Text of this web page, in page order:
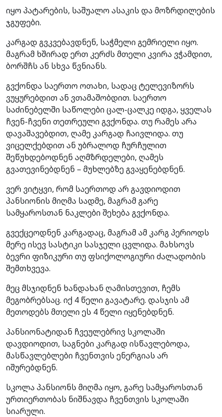
იყო პატარების, საშუალო ასაკის და მოზრდილების
ჯგუფები.
კარგად გვკვებავდნენ, საჭმელი გემრიელი იყო.
მაგრამ ხშირად ერთ კერძს მთელი კვირა ვჭამდით,
ბორშჩს ან სხვა წვნიანს.
გვქონდა საერთო ოთახი, სადაც ტელევიზორს
ვუყურებდით ან ვთამაშობდით. საერთო
საძინებელში საწოლები ცალ-ცალკე იდგა, ყველას
ჩვენ-ჩვენი თეთრეული გვქონდა. თუ რამეს არა
დავაშავებდით, ღამე კარგად ჩაივლიდა. თუ
ვიცელქებდით ან უბრალოდ ჩურჩულით
შეწუხდებოდნენ აღმზრდელები, ღამეს
გვათევინებდნენ – მუხლებზე გვაყენებდნენ.
ვერ ვიტყვი, რომ საერთოდ არ გავდიოდით
პანსიონის მიღმა სადმე, მაგრამ გარე
სამყაროსთან ნაკლები შეხება გვქონდა.
გვექცეოდნენ კარგადაც, მაგრამ ამ კარგ პერიოდს
მერე ისევ სასტიკი სასჯელი ცვლიდა. მახსოვს
ბევრი ფიზიკური თუ ფსიქოლოგიური ძალადობის
შემთხვევა.
მეც მსჯიდნენ ხანდახან ღამისთევით, ჩემს
მეგობრებსაც. იქ 4 წელი გავატარე. დასჯის ამ
მეთოდებს მთელი ეს 4 წელი იყენებდნენ.
პანსიონატიდან ჩვეულებრივ სკოლაში
დავდიოდით, საგნები კარგად ისწავლებოდა,
მასწავლებლები ჩვენთვის ენერგიას არ
იშურებდნენ.
სკოლა პანსიონს მიღმა იყო, გარე სამყაროსთან
ურთიერთობას ნიშნავდა ჩვენთვის სკოლაში
სიარული.